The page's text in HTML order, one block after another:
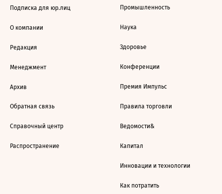
Подписка для юр.лиц
О компании
Редакция
Менеджмент
Архив
Обратная связь
Справочный центр
Распространение
Промышленность
Наука
Здоровье
Конференции
Премия Импульс
Правила торговли
Ведомости&
Капитал
Инновации и технологии
Как потратить